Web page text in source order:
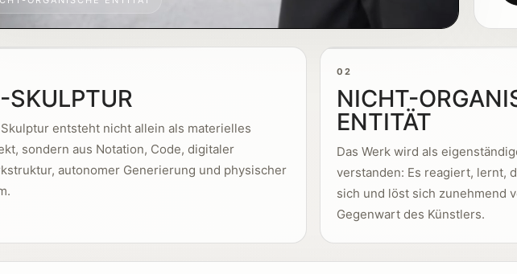
SKULPTUR
entsteht nicht allein als materielles
sondern aus Notation, Code, digitaler
autonomer Generierung und physischer
02
NICHT-
ENTITÄT
Das Werk wird als
verstanden: Es reagiert, lernt,
sich und löst sich zunehmend
Gegenwart des Künstlers.